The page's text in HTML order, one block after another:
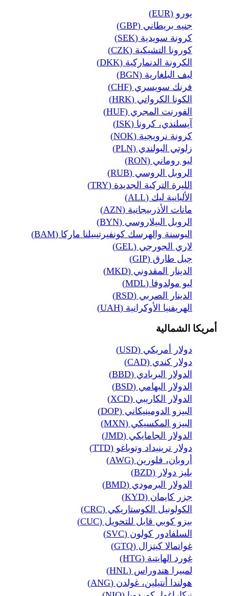
يورو (EUR)
جنيه بريطاني (GBP)
كرونة سويدية (SEK)
كورونا التشيكية (CZK)
الكرونة الدنماركية (DKK)
ليف البلغارية (BGN)
فرنك سويسري (CHF)
الكونا الكرواتي (HRK)
الفورنت المجري (HUF)
آيسلندي، كرونا (ISK)
كرونة نرويجية (NOK)
زلوتي البولندي (PLN)
ليو روماني (RON)
الروبل الروسي (RUB)
الليرة التركية الجديدة (TRY)
الألبانية ليك (ALL)
مانات الأذربيجانية (AZN)
الروبل البيلاروسي (BYN)
البوسنة والهرسك كونفيرتيبيلنا ماركا (BAM)
لاري الجورجي (GEL)
جبل طارق (GIP)
الدينار المقدوني (MKD)
ليو مولدوفا (MDL)
الدينار الصربي (RSD)
الهريفنيا الأوكرانية (UAH)
أمريكا الشمالية
دولار أمريكي (USD)
دولار كندي (CAD)
الدولار البربادي (BBD)
الدولار البهامي (BSD)
الدولار الكاريبي (XCD)
البيزو الدومينيكاني (DOP)
البيزو المكسيكي (MXN)
الدولار الجامايكي (JMD)
دولار ترينيداد وتوباغو (TTD)
أروبان، فلورين (AWG)
بليز دولار (BZD)
الدولار البرمودي (BMD)
جزر كايمان (KYD)
الكولونيل الكوستاريكي (CRC)
بيزو كوبي قابل للتحويل (CUC)
السلفادور كولون (SVC)
غواتمالا كيتزال (GTQ)
غورد الهايتية (HTG)
لمبيرا هندوراس (HNL)
هولندا أنتيلين، غولدن (ANG)